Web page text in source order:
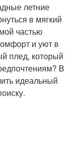
плед
плед
летние
в мягкий
частью
и уют в
плед, который
В
идеальный